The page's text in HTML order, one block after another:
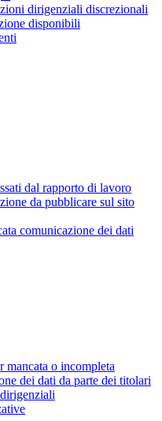
dirigenziali discrezionali
disponibili
dal rapporto di lavoro
da pubblicare sul sito
comunicazione dei dati
mancata o incompleta
dei dati da parte dei titolari